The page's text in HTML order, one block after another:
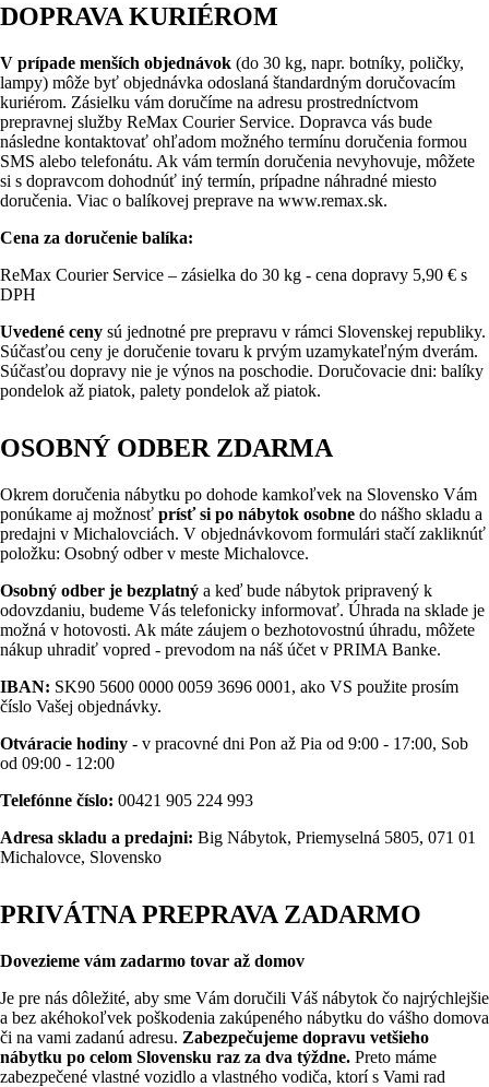
DOPRAVA KURIÉROM
V prípade menších objednávok (do 30 kg, napr. botníky, poličky,
lampy) môže byť objednávka odoslaná štandardným doručovacím
kuriérom. Zásielku vám doručíme na adresu prostredníctvom
prepravnej služby ReMax Courier Service. Dopravca vás bude
následne kontaktovať ohľadom možného termínu doručenia formou
SMS alebo telefonátu. Ak vám termín doručenia nevyhovuje, môžete
si s dopravcom dohodnúť iný termín, prípadne náhradné miesto
doručenia. Viac o balíkovej preprave na www.remax.sk.
Cena za doručenie balíka:
ReMax Courier Service – zásielka do 30 kg - cena dopravy 5,90 € s
DPH
Uvedené ceny sú jednotné pre prepravu v rámci Slovenskej republiky.
Súčasťou ceny je doručenie tovaru k prvým uzamykateľným dverám.
Súčasťou dopravy nie je výnos na poschodie. Doručovacie dni: balíky
pondelok až piatok, palety pondelok až piatok.
OSOBNÝ ODBER ZDARMA
Okrem doručenia nábytku po dohode kamkoľvek na Slovensko Vám
ponúkame aj možnosť prísť si po nábytok osobne do nášho skladu a
predajni v Michalovciách. V objednávkovom formulári stačí zakliknúť
položku: Osobný odber v meste Michalovce.
Osobný odber je bezplatný a keď bude nábytok pripravený k
odovzdaniu, budeme Vás telefonicky informovať. Úhrada na sklade je
možná v hotovosti. Ak máte záujem o bezhotovostnú úhradu, môžete
nákup uhradiť vopred - prevodom na náš účet v PRIMA Banke.
IBAN: SK90 5600 0000 0059 3696 0001, ako VS použite prosím
číslo Vašej objednávky.
Otváracie hodiny - v pracovné dni Pon až Pia od 9:00 - 17:00, Sob
od 09:00 - 12:00
Telefónne číslo: 00421 905 224 993
Adresa skladu a predajni: Big Nábytok, Priemyselná 5805, 071 01
Michalovce, Slovensko
PRIVÁTNA PREPRAVA ZADARMO
Dovezieme vám zadarmo tovar až domov
Je pre nás dôležité, aby sme Vám doručili Váš nábytok čo najrýchlejšie
a bez akéhokoľvek poškodenia zakúpeného nábytku do vášho domova
či na vami zadanú adresu. Zabezpečujeme dopravu vetšieho
nábytku po celom Slovensku raz za dva týždne. Preto máme
zabezpečené vlastné vozidlo a vlastného vodiča, ktorí s Vami rad